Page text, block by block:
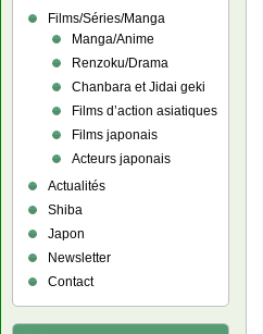
Films/Séries/Manga
Manga/Anime
Renzoku/Drama
Chanbara et Jidai geki
Films d’action asiatiques
Films japonais
Acteurs japonais
Actualités
Shiba
Japon
Newsletter
Contact